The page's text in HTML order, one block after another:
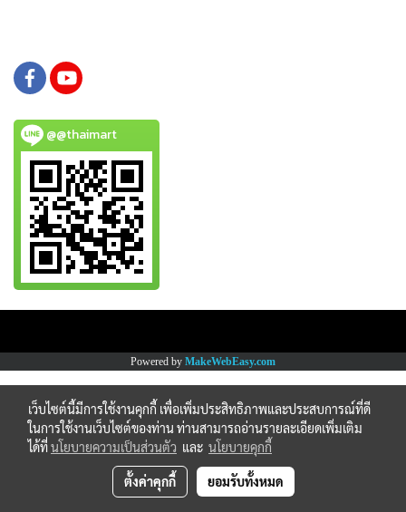
@@thaimart
Powered by MakeWebEasy.com
เว็บไซต์นี้มีการใช้งานคุกกี้ เพื่อเพิ่มประสิทธิภาพและประสบการณ์ที่ดี
ในการใช้งานเว็บไซต์ของท่าน ท่านสามารถอ่านรายละเอียดเพิ่มเติม
ได้ที่นโยบายความเป็นส่วนตัว และ นโยบายคุกกี้
ตั้งค่าคุกกี้ ยอมรับทั้งหมด